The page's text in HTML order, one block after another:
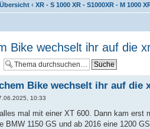
‹ XR - S 1000 XR - S1000XR - M 1000
Bike wechselt ihr auf die
Bike wechselt ihr auf die
10:33
mal mit einer XT 600. Dann kam erst
BMW 1150 GS und ab 2016 eine 1200 GS